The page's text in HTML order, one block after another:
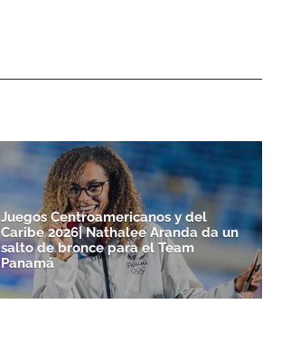
Juegos Centroamericanos y del
Caribe 2026| Nathalee Aranda da un
salto de bronce para el Team
Panamá